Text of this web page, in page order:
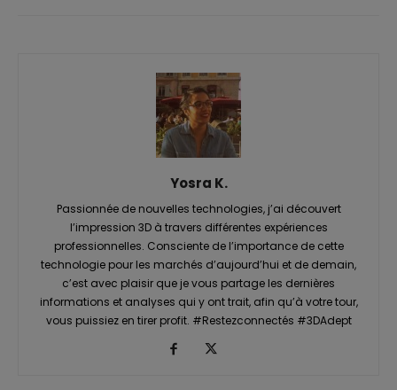
Yosra K.
Passionnée de nouvelles technologies, j’ai découvert
l’impression 3D à travers différentes expériences
professionnelles. Consciente de l’importance de cette
technologie pour les marchés d’aujourd’hui et de demain,
c’est avec plaisir que je vous partage les dernières
informations et analyses qui y ont trait, afin qu’à votre tour,
vous puissiez en tirer profit. #Restezconnectés #3DAdept